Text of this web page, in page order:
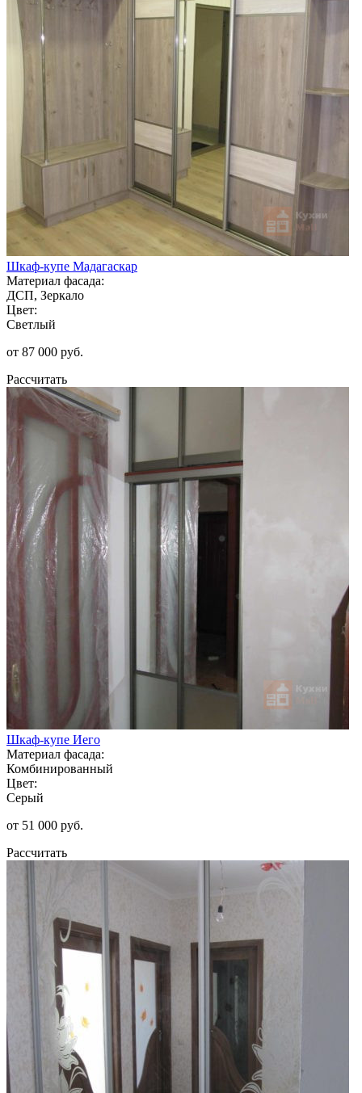
Шкаф-купе Мадагаскар
Материал фасада:
ДСП, Зеркало
Цвет:
Светлый
от 87 000 руб.
Рассчитать
Шкаф-купе Иего
Материал фасада:
Комбинированный
Цвет:
Серый
от 51 000 руб.
Рассчитать